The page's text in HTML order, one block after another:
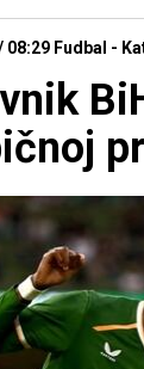
08:29 Fudbal -